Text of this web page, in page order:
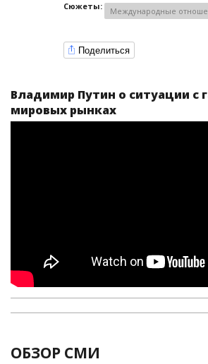
Сюжеты: Международные
Поделиться
Владимир Путин о ситуации с
мировых рынках
ОБЗОР СМИ